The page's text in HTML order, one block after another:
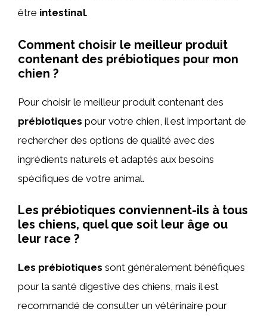
être intestinal.
Comment choisir le meilleur produit
contenant des prébiotiques pour mon
chien ?
Pour choisir le meilleur produit contenant des
prébiotiques pour votre chien, il est important de
rechercher des options de qualité avec des
ingrédients naturels et adaptés aux besoins
spécifiques de votre animal.
Les prébiotiques conviennent-ils à tous
les chiens, quel que soit leur âge ou
leur race ?
Les prébiotiques sont généralement bénéfiques
pour la santé digestive des chiens, mais il est
recommandé de consulter un vétérinaire pour